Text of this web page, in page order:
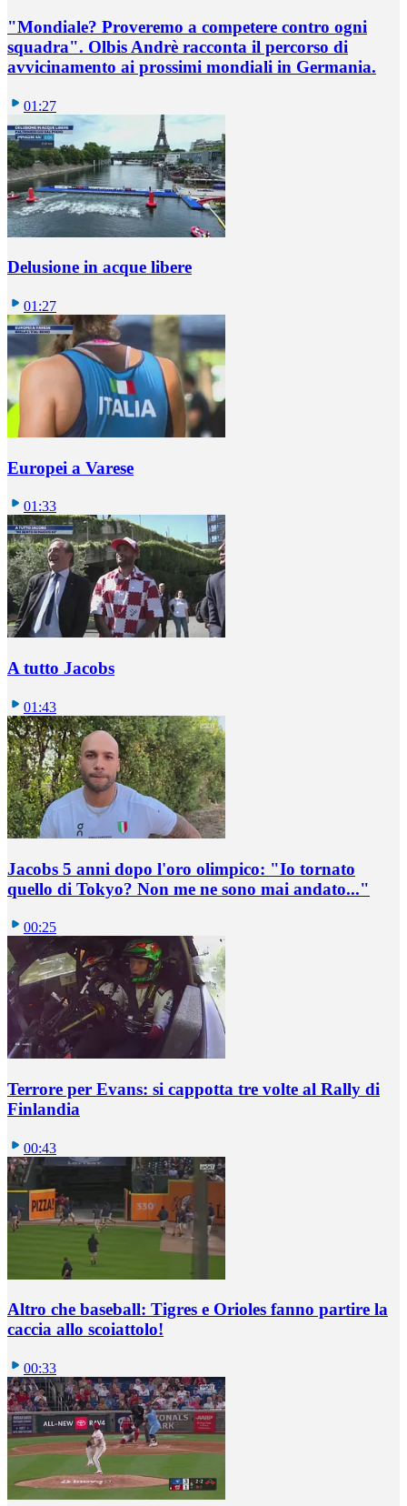
"Mondiale? Proveremo a competere contro ogni
squadra". Olbis Andrè racconta il percorso di
avvicinamento ai prossimi mondiali in Germania.
01:27
Delusione in acque libere
01:27
Europei a Varese
01:33
A tutto Jacobs
01:43
Jacobs 5 anni dopo l'oro olimpico: "Io tornato
quello di Tokyo? Non me ne sono mai andato..."
00:25
Terrore per Evans: si cappotta tre volte al Rally di
Finlandia
00:43
Altro che baseball: Tigres e Orioles fanno partire la
caccia allo scoiattolo!
00:33